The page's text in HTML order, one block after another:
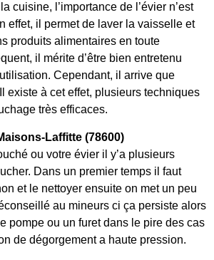
cuisine, l’importance de l’évier n’est
effet, il permet de laver la vaisselle et
produits alimentaires en toute
il mérite d’être bien entretenu
Cependant, il arrive que
existe à cet effet, plusieurs techniques
très efficaces.
Laffitte (78600)
ou votre évier il y’a plusieurs
Dans un premier temps il faut
et le nettoyer ensuite on met un peu
au mineurs ci ça persiste alors
pompe ou un furet dans le pire des cas
de dégorgement a haute pression.